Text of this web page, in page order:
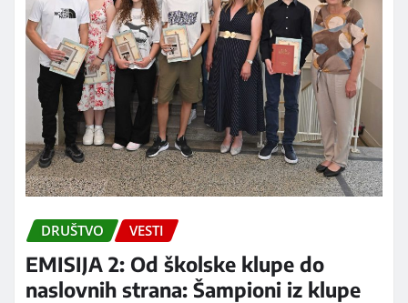
DRUŠTVO VESTI
EMISIJA 2: Od školske klupe do
naslovnih strana: Šampioni iz klupe